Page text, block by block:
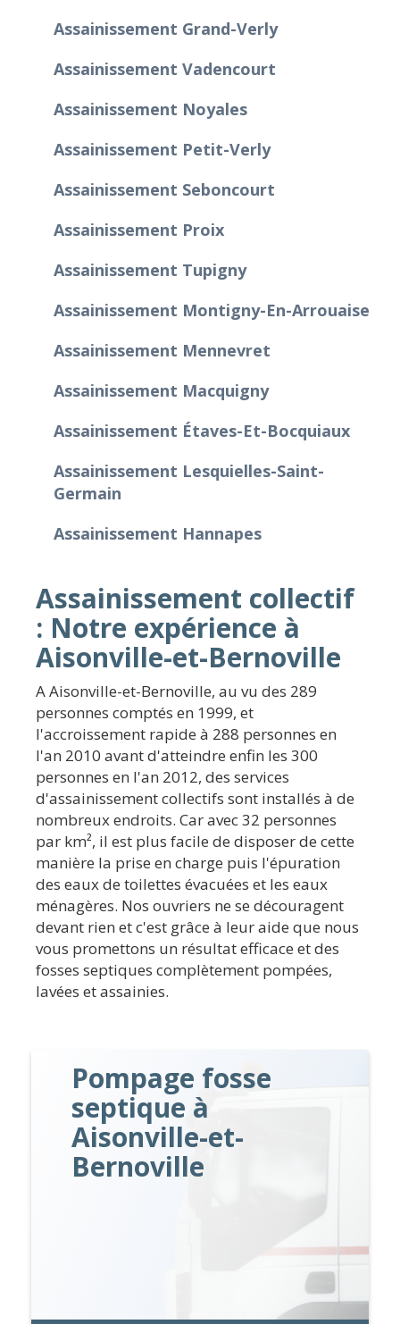
Assainissement Grand-Verly
Assainissement Vadencourt
Assainissement Noyales
Assainissement Petit-Verly
Assainissement Seboncourt
Assainissement Proix
Assainissement Tupigny
Assainissement Montigny-En-Arrouaise
Assainissement Mennevret
Assainissement Macquigny
Assainissement Étaves-Et-Bocquiaux
Assainissement Lesquielles-Saint-
Germain
Assainissement Hannapes
Assainissement collectif
: Notre expérience à
Aisonville-et-Bernoville
A Aisonville-et-Bernoville, au vu des 289
personnes comptés en 1999, et
l'accroissement rapide à 288 personnes en
l'an 2010 avant d'atteindre enfin les 300
personnes en l'an 2012, des services
d'assainissement collectifs sont installés à de
nombreux endroits. Car avec 32 personnes
par km², il est plus facile de disposer de cette
manière la prise en charge puis l'épuration
des eaux de toilettes évacuées et les eaux
ménagères. Nos ouvriers ne se découragent
devant rien et c'est grâce à leur aide que nous
vous promettons un résultat efficace et des
fosses septiques complètement pompées,
lavées et assainies.
Pompage fosse
septique à
Aisonville-et-
Bernoville